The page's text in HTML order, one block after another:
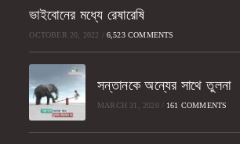
ভাইবোনের মধ্যে রেষারেষি
OCTOBER 20, 2022 / 6,523 COMMENTS
সন্তানকে অন্যের সাথে তুলনা
MARCH 31, 2020 / 161 COMMENTS